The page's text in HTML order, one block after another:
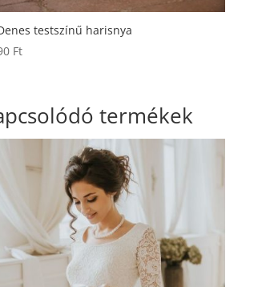
testszínű harisnya
Ft
termékek